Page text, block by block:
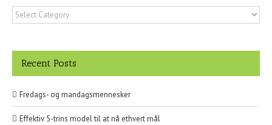
Kategorier
Recent Posts
Fredags- og mandagsmennesker
Effektiv 5-trins model til at nå ethvert mål